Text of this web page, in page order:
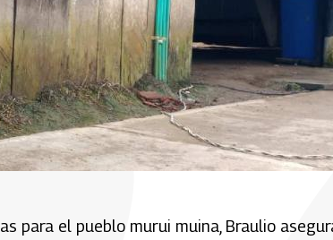
para el pueblo murui muina, Braulio